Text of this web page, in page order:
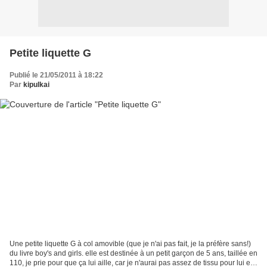
Petite liquette G
Publié le 21/05/2011 à 18:22
Par kipulkai
Une petite liquette G à col amovible (que je n'ai pas fait, je la préfère sans!)
du livre boy's and girls. elle est destinée à un petit garçon de 5 ans, taillée en
110, je prie pour que ça lui aille, car je n'aurai pas assez de tissu pour lui en